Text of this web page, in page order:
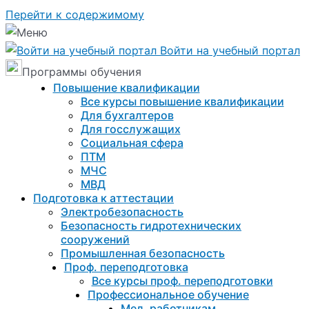
Перейти к содержимому
Войти на учебный портал
Программы обучения
Повышение квалификации
Все курсы повышение квалификации
Для бухгалтеров
Для госслужащих
Социальная сфера
ПТМ
МЧС
МВД
Подготовка к aттестации
Электробезопасность
Безопасность гидротехнических
сооружений
Промышленная безопасность
Проф. переподготовка
Все курсы проф. переподготовки
Профессиональное обучение